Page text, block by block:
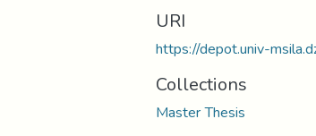
URI
https://depot.univ-
Collections
Master Thesis